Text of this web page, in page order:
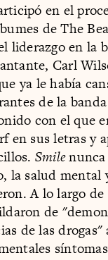
en el
de The
liderazgo en la
Carl
ya le había
de la
con el que
en sus letras y
Smilenunca
la salud mental
A lo largo de
de
de las drogas"